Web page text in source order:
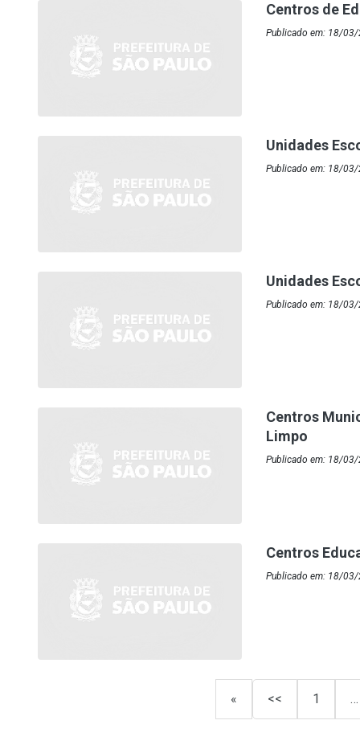
Centros de
Publicado em: 18/03/
Unidades
Publicado em: 18/03/
Unidades
Publicado em: 18/03/
Centros
Limpo
Publicado em: 18/03/
Centros
Publicado em: 18/03/
« << 1 …